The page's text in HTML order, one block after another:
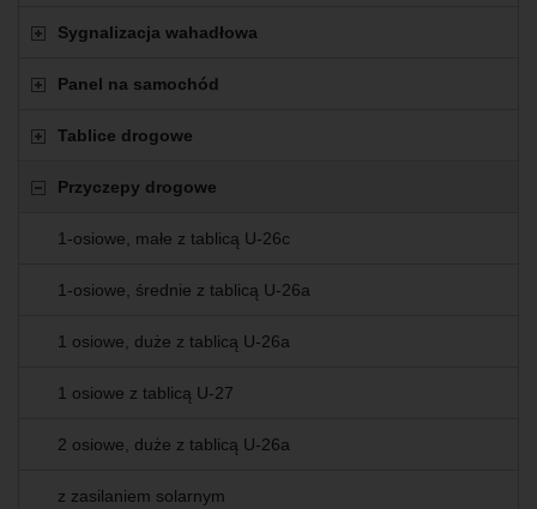
Sygnalizacja wahadłowa
Panel na samochód
Tablice drogowe
Przyczepy drogowe
1-osiowe, małe z tablicą U-26c
1-osiowe, średnie z tablicą U-26a
1 osiowe, duże z tablicą U-26a
1 osiowe z tablicą U-27
2 osiowe, duże z tablicą U-26a
z zasilaniem solarnym